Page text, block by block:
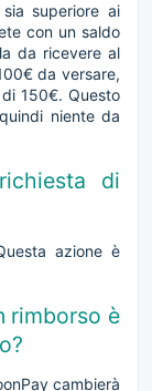
superiore ai
con un saldo
da ricevere al
da versare,
150€. Questo
niente da
di
azione è
rimborso è
cambierà